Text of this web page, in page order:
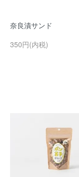
奈良漬サンド
350円(内税)